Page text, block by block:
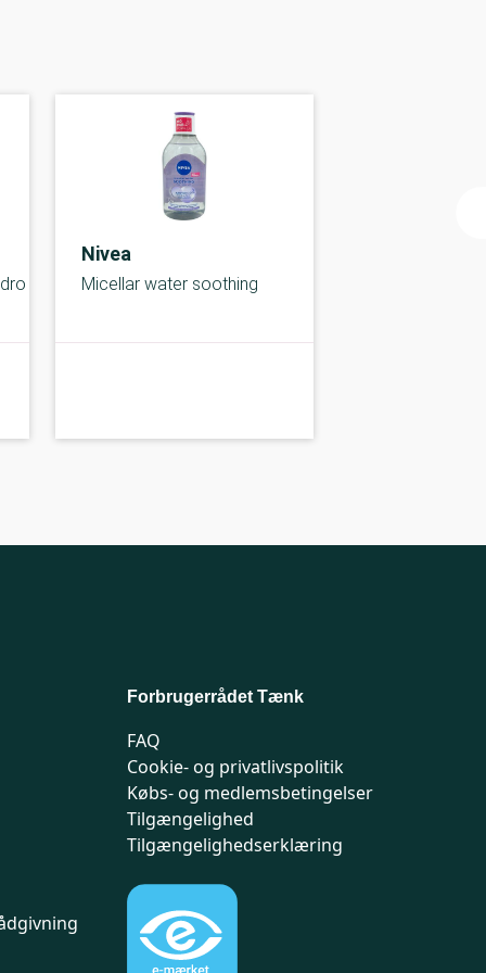
Nivea
Micellar water soothing
Forbrugerrådet Tænk
FAQ
Cookie- og privatlivspolitik
Købs- og medlemsbetingelser
Tilgængelighed
Tilgængelighedserklæring